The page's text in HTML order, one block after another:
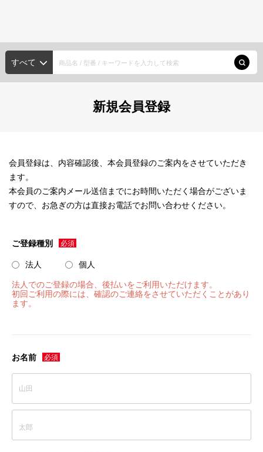
HDD/SSD
ポータブルHDD デスクトップHDD
大容量HDD
SDカード microSDカード
SXSメモリーカード
USBメモリー
光ディスク
XDCAM ODA
磁気テープ
LTOデータカートリッジ HDCAM
HDCAM SR
フィルム
プレイヤー/レコーダー
CLOSE
新入荷商品
アカウント・設定
会員登録内容変更
会社概要
特定商取引に関する法律に基づく表記
すべて
新規会員登録
会員登録は、内容確認後、本会員登録のご案内をさせていただき
ます。
本会員のご案内メール送信までにお時間いただく場合がございま
すので、お急ぎの方は直接お電話でお問い合わせください。
ご登録種別
法人
個人
法人でのご登録の場合、後払いをご利用いただけます。
初回ご利用の際には、確認のご連絡をさせていただくことがあり
ます。
お名前